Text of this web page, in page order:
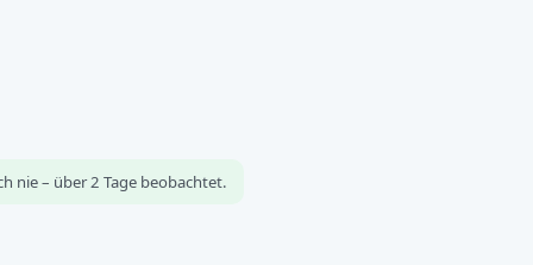
nie – über 2 Tage beobachtet.